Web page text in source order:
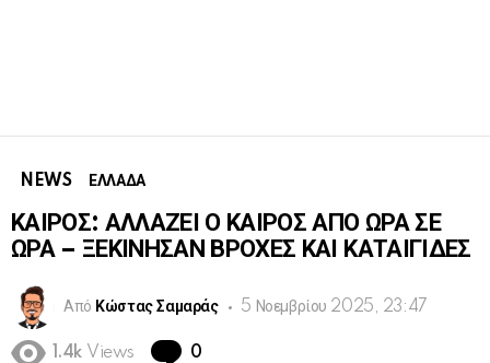
NEWS ΕΛΛΑΔΑ
ΚΑΙΡΟΣ: ΑΛΛΑΖΕΙ Ο ΚΑΙΡΟΣ ΑΠΟ ΩΡΑ ΣΕ
ΩΡΑ – ΞΕΚΙΝΗΣΑΝ ΒΡΟΧΕΣ ΚΑΙ ΚΑΤΑΙΓΙΔΕΣ
Από Κώστας Σαμαράς 5 Νοεμβρίου 2025, 23:47
1.4k Views 0